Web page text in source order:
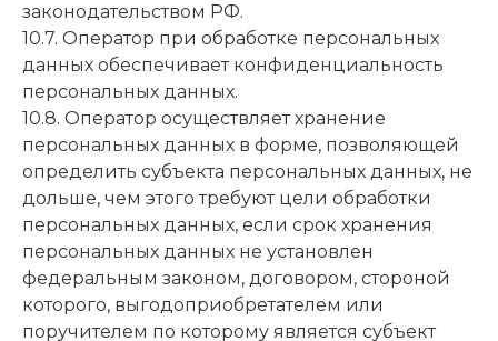
законодательством РФ.
10.7. Оператор при обработке персональных
данных обеспечивает конфиденциальность
персональных данных.
10.8. Оператор осуществляет хранение
персональных данных в форме, позволяющей
определить субъекта персональных данных, не
дольше, чем этого требуют цели обработки
персональных данных, если срок хранения
персональных данных не установлен
федеральным законом, договором, стороной
которого, выгодоприобретателем или
поручителем по которому является субъект